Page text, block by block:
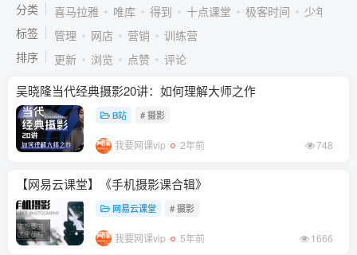
分类 喜马拉雅 唯库 得到 十点课堂 极客时间
少年得到
标签
管理 网店 营销
训练营
排序
更新 浏览 点赞 评论
吴晓隆当代经典摄影20讲：如何理解大师之作
B站 # 摄影
我要网课vip 2年前 748
【网易云课堂】《手机摄影课合辑》
网易云课堂 # 摄影
我要网课vip 5年前 1666